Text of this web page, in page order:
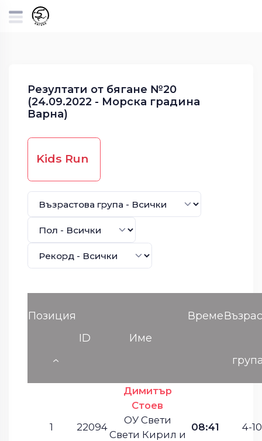
Резултати от бягане №20
(24.09.2022 - Морска градина
Варна)
Kids Run
Позиция
ID
Име
Време
1 22094
Димитър
Стоев
ОУ Свети
Свети Кирил и
08:41 4-